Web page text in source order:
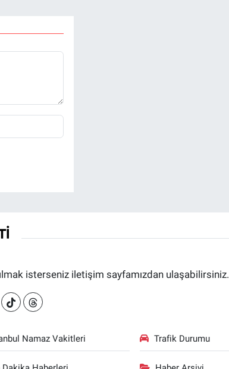
isterseniz iletişim sayfamızdan ulaşabilirsiniz.
Namaz Vakitleri Trafik Durumu